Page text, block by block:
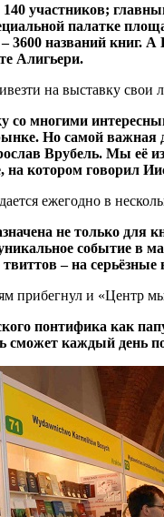
140 участников;
палатке
3600 названий книг.
Алигьери.
на выставку
со многими
Но самой важная
Врубель. Мы её
котором говорил
ежегодно в
не только для
событие в
твиттов – на
прибегнул и «Центр
понтифика как
сможет каждый